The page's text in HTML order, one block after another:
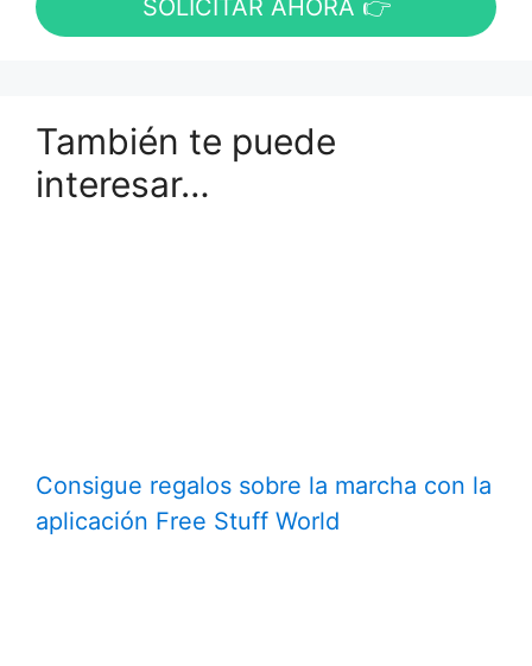
SOLICITAR AHORA 👉
También te puede
interesar…
Consigue regalos sobre la marcha con la
aplicación Free Stuff World